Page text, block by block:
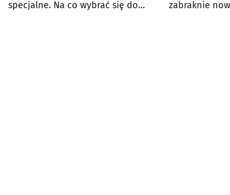
specjalne. Na co wybrać się do
zabraknie